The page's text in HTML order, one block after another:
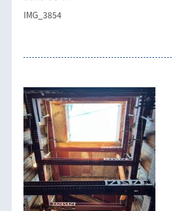
IMG_3854